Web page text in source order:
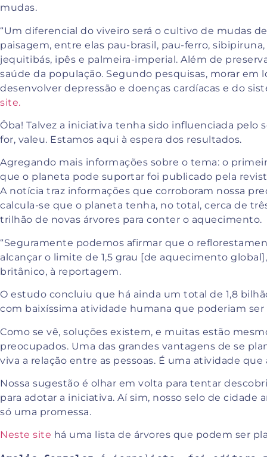
mudas.
“Um diferencial do viveiro será o cultivo de mudas
paisagem, entre elas pau-brasil, pau-ferro,
jequitibás, ipês e palmeira-imperial. Além de
saúde da população. Segundo pesquisas, morar em
desenvolver depressão e doenças cardíacas e do
site.
Ôba! Talvez a iniciativa tenha sido influenciada pelo
for, valeu. Estamos aqui à espera dos resultados.
Agregando mais informações sobre o tema: o
que o planeta pode suportar foi publicado pela
A notícia traz informações que corroboram nossa
calcula-se que o planeta tenha, no total, cerca de
trilhão de novas árvores para conter o aquecimento.
“Seguramente podemos afirmar que o
alcançar o limite de 1,5 grau [de aquecimento
britânico, à reportagem.
O estudo concluiu que há ainda um total de 1,8
com baixíssima atividade humana que poderiam
Como se vê, soluções existem, e muitas estão
preocupados. Uma das grandes vantagens de se
viva a relação entre as pessoas. É uma atividade que
Nossa sugestão é olhar em volta para tentar
para adotar a iniciativa. Aí sim, nosso selo de cidade
só uma promessa.
Neste site há uma lista de árvores que podem ser